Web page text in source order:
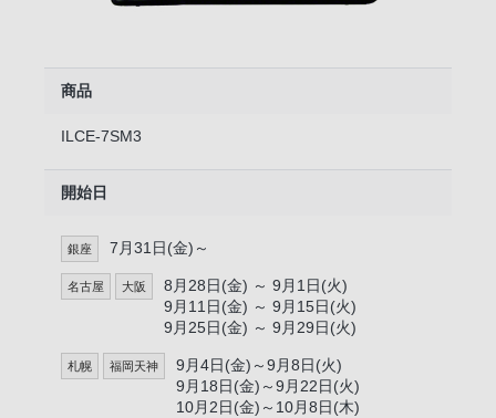
商品
ILCE-7SM3
開始日
銀座 7月31日(金)～
名古屋 大阪
8月28日(金) ～ 9月1日(火)
9月11日(金) ～ 9月15日(火)
9月25日(金) ～ 9月29日(火)
札幌 福岡天神
9月4日(金)～9月8日(火)
9月18日(金)～9月22日(火)
10月2日(金)～10月8日(木)